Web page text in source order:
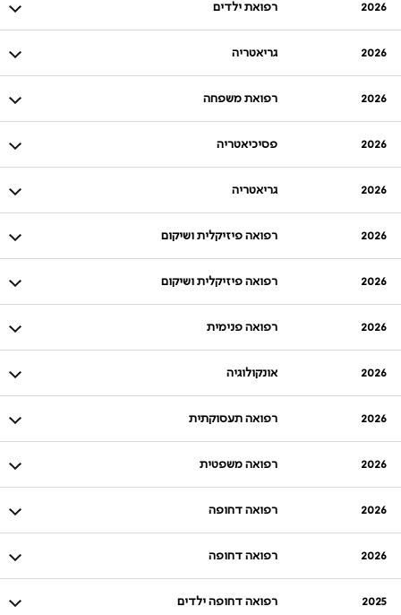
2026 רפואת ילדים
2026 גריאטריה
2026 רפואת משפחה
2026 פסיכיאטריה
2026 גריאטריה
2026 רפואה פיזיקלית ושיקום
2026 רפואה פיזיקלית ושיקום
2026 רפואה פנימית
2026 אונקולוגיה
2026 רפואה תעסוקתית
2026 רפואה משפטית
2026 רפואה דחופה
2026 רפואה דחופה
2025 רפואה דחופה ילדים